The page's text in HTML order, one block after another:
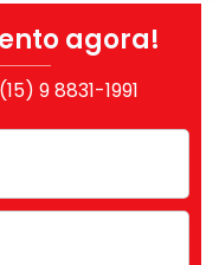
agora!
(15) 9 8831-1991